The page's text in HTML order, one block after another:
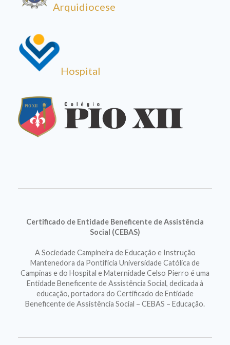
Arquidiocese
Hospital
Certificado de Entidade Beneficente de Assistência
Social (CEBAS)
A Sociedade Campineira de Educação e Instrução
Mantenedora da Pontifícia Universidade Católica de
Campinas e do Hospital e Maternidade Celso Pierro é uma
Entidade Beneficente de Assistência Social, dedicada à
educação, portadora do Certificado de Entidade
Beneficente de Assistência Social – CEBAS – Educação.